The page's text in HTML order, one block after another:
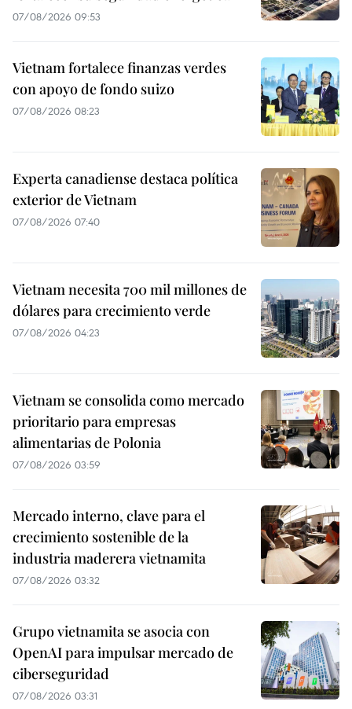
07/08/2026 09:53
Vietnam fortalece finanzas verdes
con apoyo de fondo suizo
07/08/2026 08:23
Experta canadiense destaca política
exterior de Vietnam
07/08/2026 07:40
Vietnam necesita 700 mil millones de
dólares para crecimiento verde
07/08/2026 04:23
Vietnam se consolida como mercado
prioritario para empresas
alimentarias de Polonia
07/08/2026 03:59
Mercado interno, clave para el
crecimiento sostenible de la
industria maderera vietnamita
07/08/2026 03:32
Grupo vietnamita se asocia con
OpenAI para impulsar mercado de
ciberseguridad
07/08/2026 03:31